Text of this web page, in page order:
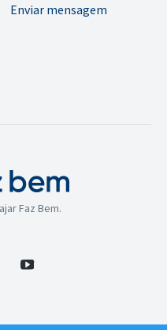
Enviar mensagem
Faz Bem.
YouTube